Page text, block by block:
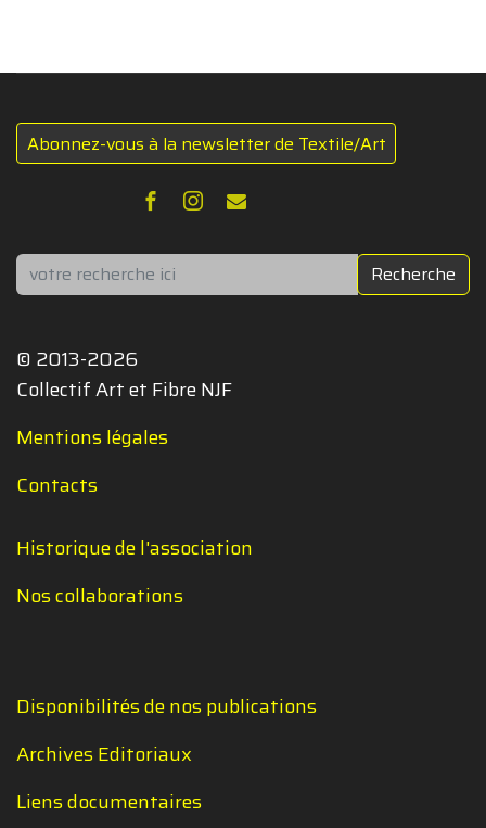
Abonnez-vous à la newsletter de Textile/Art
Rechercher Recherche
© 2013-2026
Collectif Art et Fibre NJF
Mentions légales
Contacts
Historique de l'association
Nos collaborations
Disponibilités de nos publications
Archives Editoriaux
Liens documentaires